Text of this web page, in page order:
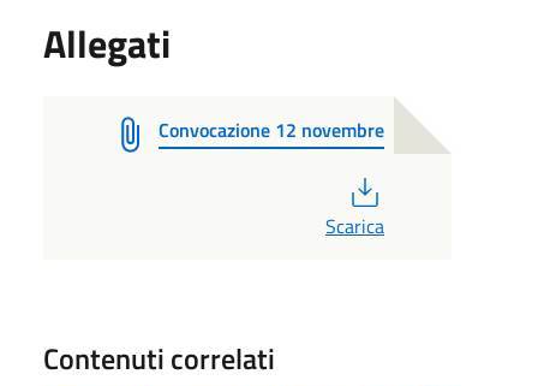
Allegati
Convocazione 12 novembre
Scarica
Contenuti correlati